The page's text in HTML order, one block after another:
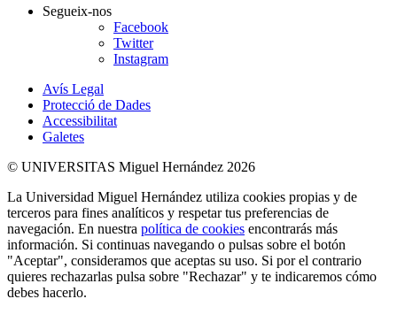
Segueix-nos
Facebook
Twitter
Instagram
Avís Legal
Protecció de Dades
Accessibilitat
Galetes
© UNIVERSITAS Miguel Hernández 2026
La Universidad Miguel Hernández utiliza cookies propias y de
terceros para fines analíticos y respetar tus preferencias de
navegación. En nuestra política de cookies encontrarás más
información. Si continuas navegando o pulsas sobre el botón
"Aceptar", consideramos que aceptas su uso. Si por el contrario
quieres rechazarlas pulsa sobre "Rechazar" y te indicaremos cómo
debes hacerlo.